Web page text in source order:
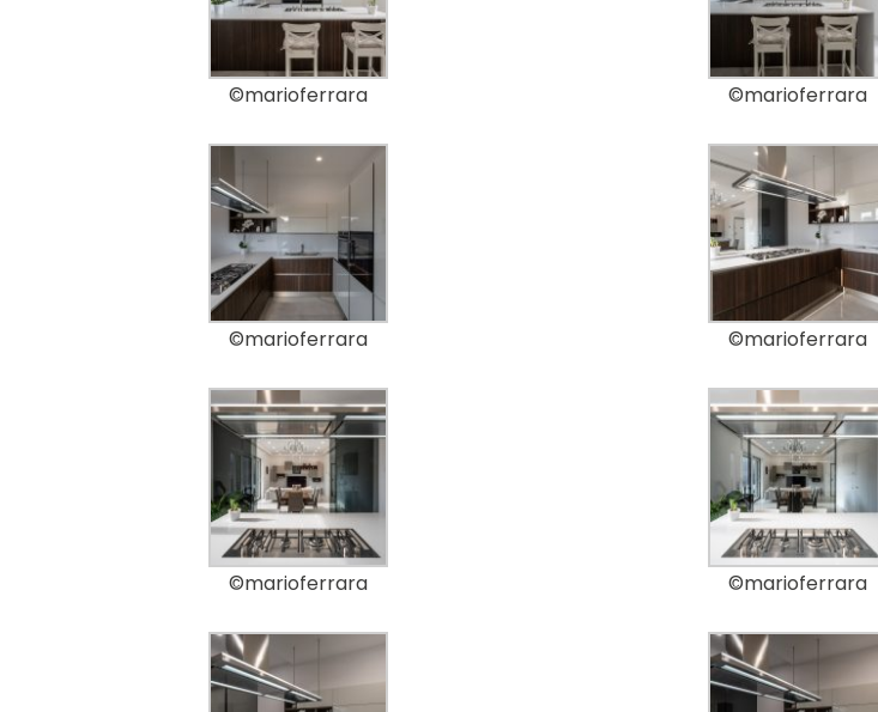
©marioferrara ©marioferrara
©marioferrara ©marioferrara
©marioferrara ©marioferrara